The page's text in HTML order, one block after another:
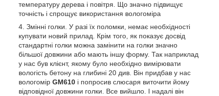
температуру дерева і повітря. Що значно підвищує
точність і спрощує використання вологоміра
Змінні голки. У разі їх поломки, немає необхідності
купувати новий прилад. Крім того, як показує досвід
стандартні голки можна замінити на голки значно
більшої довжини або мають іншу форму. Так наприклад
у нас був клієнт, якому було необхідно вимірювати
вологість бетону на глибині 20 див. Він придбав у нас
вологомір GM610 і попросив слюсаря виточити йому
відповідної довжини голки. Все вийшло. І надалі він